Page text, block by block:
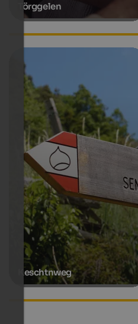
Törggelen
Stadsplattegrond Klausen
Keschtnweg
Accommodations in Klausen